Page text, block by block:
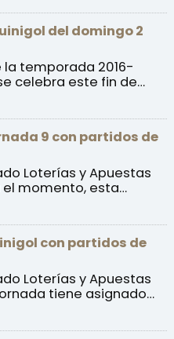
del domingo 2
la temporada 2016-
celebra este fin de
...
9 con partidos de
Loterías y Apuestas
el momento, esta
...
con partidos de
Loterías y Apuestas
tiene asignado